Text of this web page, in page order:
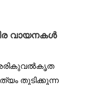
വായനകൾ
തുടിക്കുന്ന